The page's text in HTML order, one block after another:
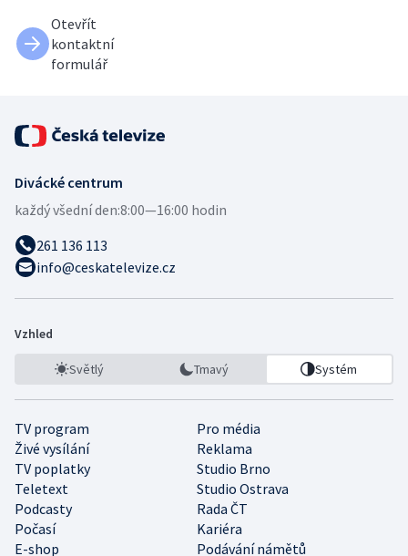
Otevřít
kontaktní
formulář
Divácké centrum
každý všední den:8:00—16:00 hodin
261 136 113
info@ceskatelevize.cz
Vzhled
Světlý Tmavý Systém
TV program
Pro média
Živé vysílání
Reklama
TV poplatky
Studio Brno
Teletext
Studio Ostrava
Podcasty
Rada ČT
Počasí
Kariéra
E-shop
Podávání námětů